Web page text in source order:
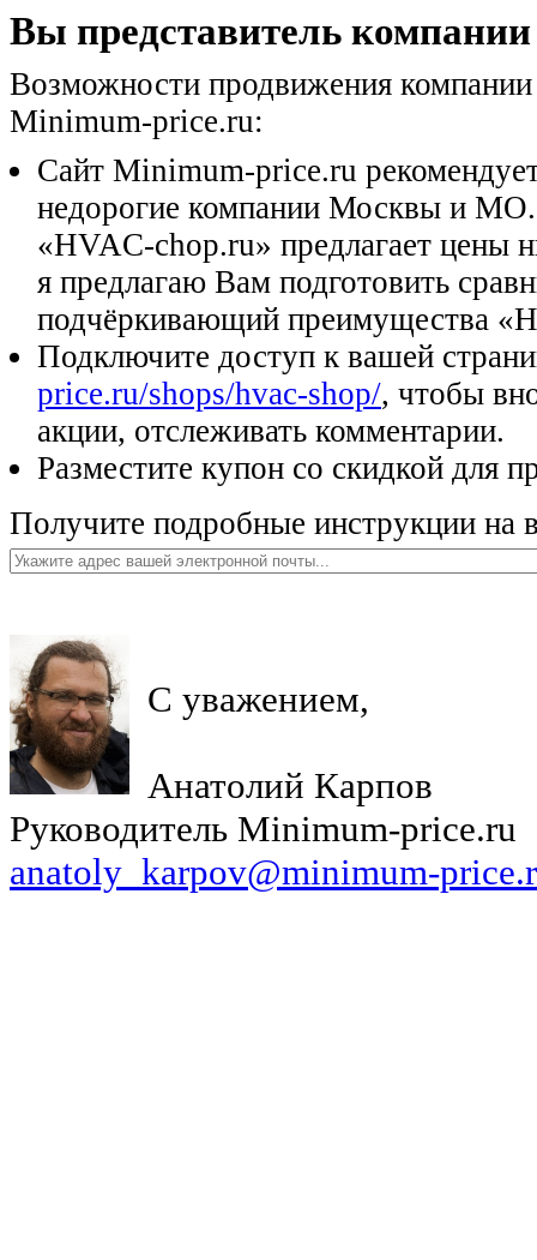
Вы представитель
Возможности продвижения
Minimum-price.ru:
Сайт Minimum-price.ru
недорогие компании Москвы и
«HVAC-chop.ru» предлагает цены
я предлагаю Вам подготовить
подчёркивающий преимущества
Подключите доступ к вашей
price.ru/shops/hvac-shop/, чтобы
акции, отслеживать комментарии.
Разместите купон со скидкой для
Получите подробные инструкции на
С уважением,
Анатолий Карпов
Руководитель Minimum-price.ru
anatoly_karpov@minimum-